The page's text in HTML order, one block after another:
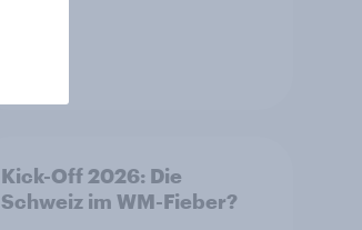
Kick-Off 2026: Die
Schweiz im WM-Fieber?​